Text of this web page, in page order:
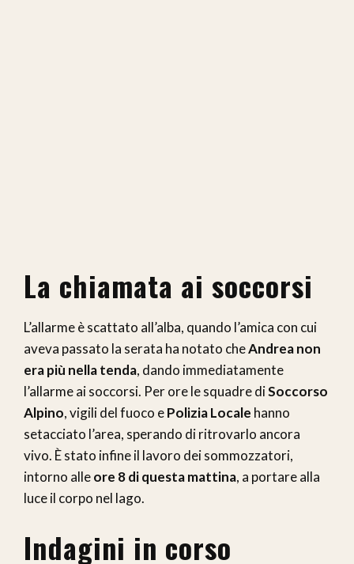
La chiamata ai soccorsi
L’allarme è scattato all’alba, quando l’amica con cui
aveva passato la serata ha notato cheAndrea non
era più nella tenda, dando immediatamente
l’allarme ai soccorsi. Per ore le squadre diSoccorso
Alpino, vigili del fuoco ePolizia Locale hanno
setacciato l’area, sperando di ritrovarlo ancora
vivo. È stato infine il lavoro dei sommozzatori,
intorno alleore 8 di questa mattina, a portare alla
luce il corpo nel lago.
Indagini in corso